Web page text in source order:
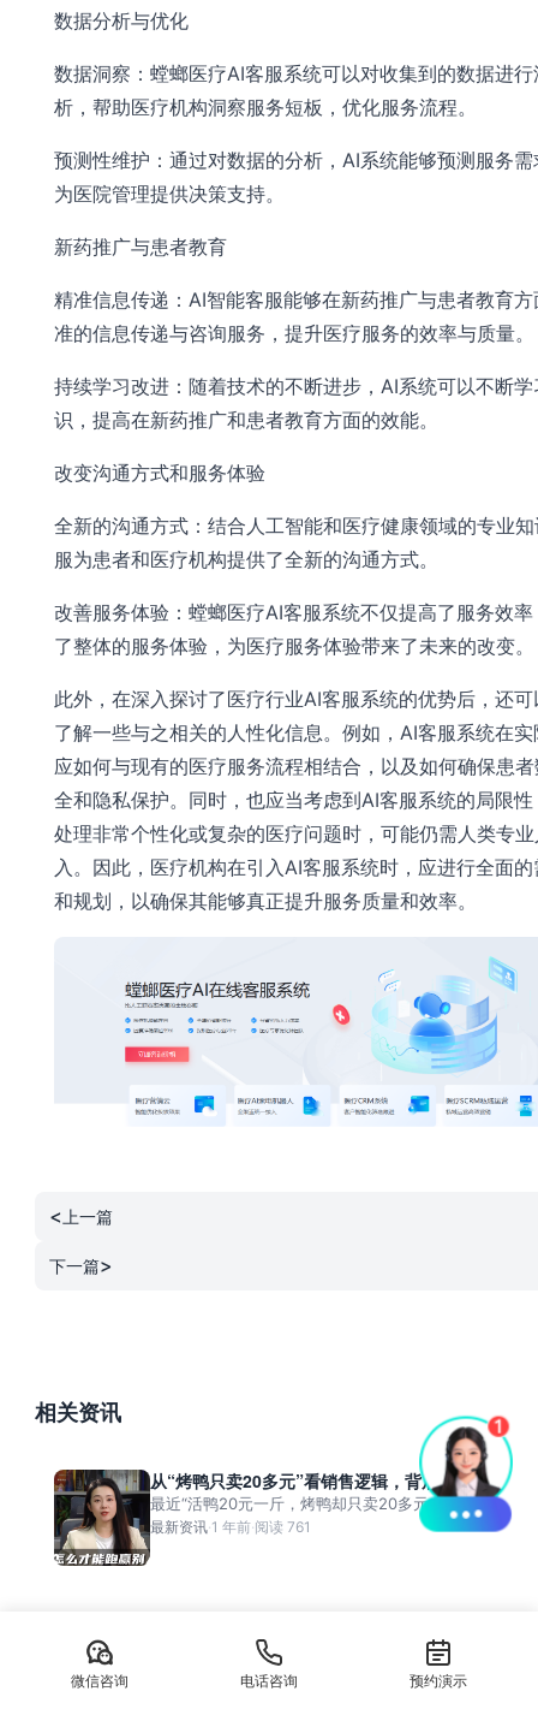
数据分析与优化
数据洞察：螳螂医疗AI客服系统可以对收集到的数据进行
析，帮助医疗机构洞察服务短板，优化服务流程。
预测性维护：通过对数据的分析，AI系统能够预测服务
为医院管理提供决策支持。
新药推广与患者教育
精准信息传递：AI智能客服能够在新药推广与患者教育
准的信息传递与咨询服务，提升医疗服务的效率与质量。
持续学习改进：随着技术的不断进步，AI系统可以不断学
识，提高在新药推广和患者教育方面的效能。
改变沟通方式和服务体验
全新的沟通方式：结合人工智能和医疗健康领域的专业
服为患者和医疗机构提供了全新的沟通方式。
改善服务体验：螳螂医疗AI客服系统不仅提高了服务效
了整体的服务体验，为医疗服务体验带来了未来的改变。
此外，在深入探讨了医疗行业AI客服系统的优势后，还
了解一些与之相关的人性化信息。例如，AI客服系统在
应如何与现有的医疗服务流程相结合，以及如何确保患
全和隐私保护。同时，也应当考虑到AI客服系统的局限
处理非常个性化或复杂的医疗问题时，可能仍需人类专
入。因此，医疗机构在引入AI客服系统时，应进行全面
和规划，以确保其能够真正提升服务质量和效率。
< 上一篇
下一篇>
相关资讯
从“烤鸭只卖20多元”看销售逻辑，背后离不
开CRM系统的支撑
最近“活鸭20元一斤，烤鸭却只卖20多元...
最新资讯·1 年前·阅读 761
AI在线客服系统调研报告：产品概述、行业
应用与小红书私信对接解析
在数字营销不断演进的今天，客户服务不再是...
1 年前·阅读 755
微信咨询 电话咨询 预约演示